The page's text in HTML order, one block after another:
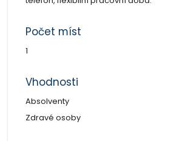
Počet míst
1
Vhodnosti
Absolventy
Zdravé osoby